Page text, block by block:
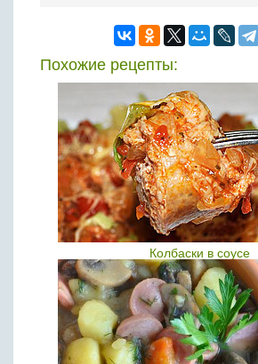
Похожие рецепты:
Колбаски в соусе